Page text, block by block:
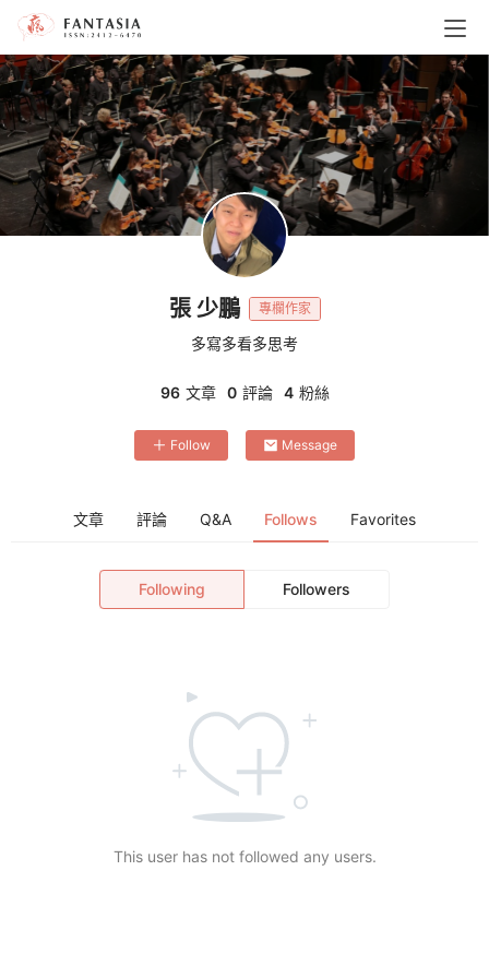
張 少鵬 專欄作家
多寫多看多思考
96 文章 0 評論 4 粉絲
Follow Message
文章 評論 Q&A Follows Favorites
Following Followers
This user has not followed any users.